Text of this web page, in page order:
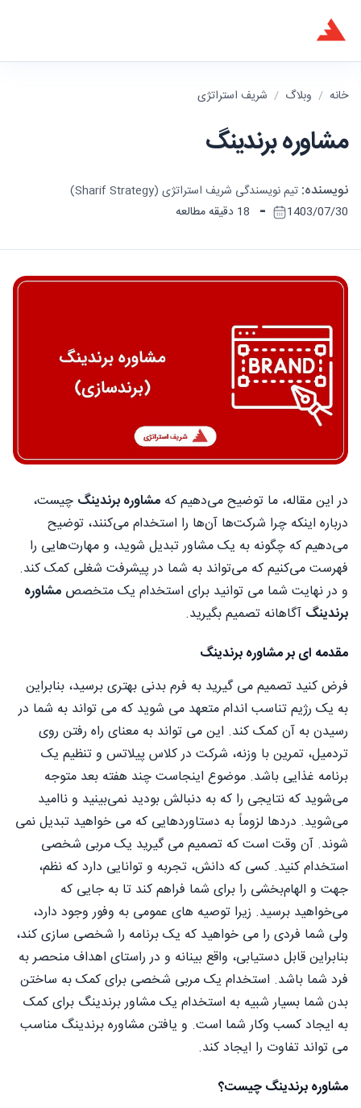
خانه / وبلاگ / شریف استراتژی
مشاوره برندینگ
نویسنده: تیم نویسندگی شریف استراتژی (Sharif Strategy)
1403/07/30
- 18 دقیقه مطالعه
در این مقاله، ما توضیح می‌دهیم که مشاوره برندینگ چیست،
درباره اینکه چرا شرکت‌ها آن‌ها را استخدام می‌کنند، توضیح
می‌دهیم که چگونه به یک مشاور تبدیل شوید، و مهارت‌هایی را
فهرست می‌کنیم که می‌تواند به شما در پیشرفت شغلی کمک کند.
و در نهایت شما می توانید برای استخدام یک متخصص مشاوره
برندینگ آگاهانه تصمیم بگیرید.
مقدمه ای بر مشاوره برندینگ
فرض کنید تصمیم می گیرید به فرم بدنی بهتری برسید، بنابراین
به یک رژیم تناسب اندام متعهد می شوید که می تواند به شما در
رسیدن به آن کمک کند. این می تواند به معنای راه رفتن روی
تردمیل، تمرین با وزنه، شرکت در کلاس پیلاتس و تنظیم یک
برنامه غذایی باشد. موضوع اینجاست چند هفته بعد متوجه
می‌شوید که نتایجی را که به دنبالش بودید نمی‌بینید و ناامید
می‌شوید. دردها لزوماً به دستاوردهایی که می خواهید تبدیل نمی
شوند. آن وقت است که تصمیم می گیرید یک مربی شخصی
استخدام کنید. کسی که دانش، تجربه و توانایی دارد که نظم،
جهت و الهام‌بخشی را برای شما فراهم کند تا به جایی که
می‌خواهید برسید. زیرا توصیه های عمومی به وفور وجود دارد،
ولی شما فردی را می خواهید که یک برنامه را شخصی سازی کند،
بنابراین قابل دستیابی، واقع بینانه و در راستای اهداف منحصر به
فرد شما باشد. استخدام یک مربی شخصی برای کمک به ساختن
بدن شما بسیار شبیه به استخدام یک مشاور برندینگ برای کمک
به ایجاد کسب وکار شما است. و یافتن مشاوره برندینگ مناسب
می تواند تفاوت را ایجاد کند.
مشاوره برندینگ چیست؟